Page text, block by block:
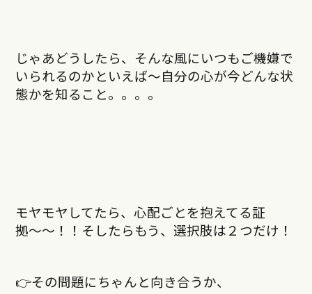
じゃあどうしたら、そんな風にいつもご機嫌で
いられるのかといえば〜自分の心が今どんな状
態かを知ること。。。。
モヤモヤしてたら、心配ごとを抱えてる証
拠〜〜！！そしたらもう、選択肢は２つだけ！
👉その問題にちゃんと向き合うか、